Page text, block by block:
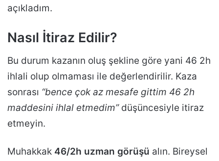
açıkladım.
Nasıl İtiraz Edilir?
Bu durum kazanın oluş şekline göre yani 46 2h
ihlali olup olmaması ile değerlendirilir. Kaza
sonrası “bence çok az mesafe gittim 46 2h
maddesini ihlal etmedim”düşüncesiyle itiraz
etmeyin.
Muhakkak 46/2h uzman görüşü alın. Bireysel